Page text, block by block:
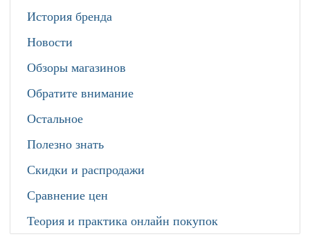
История бренда
Новости
Обзоры магазинов
Обратите внимание
Остальное
Полезно знать
Скидки и распродажи
Сравнение цен
Теория и практика онлайн покупок